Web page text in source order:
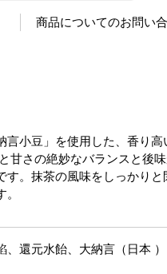
商品についてのお問い
言小豆」を使用した、香り高
甘さの絶妙なバランスと後
す。抹茶の風味をしっかりと
、還元水飴、大納言（日本 ）